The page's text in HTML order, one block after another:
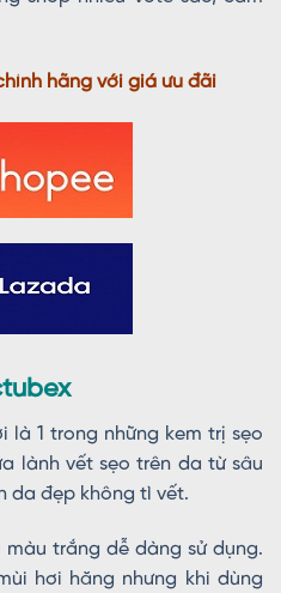
hãng với giá ưu đãi
1 trong những kem trị sẹo
lành vết sẹo trên da từ sâu
da đẹp không tì vết.
trắng dễ dàng sử dụng.
hơi hăng nhưng khi dùng